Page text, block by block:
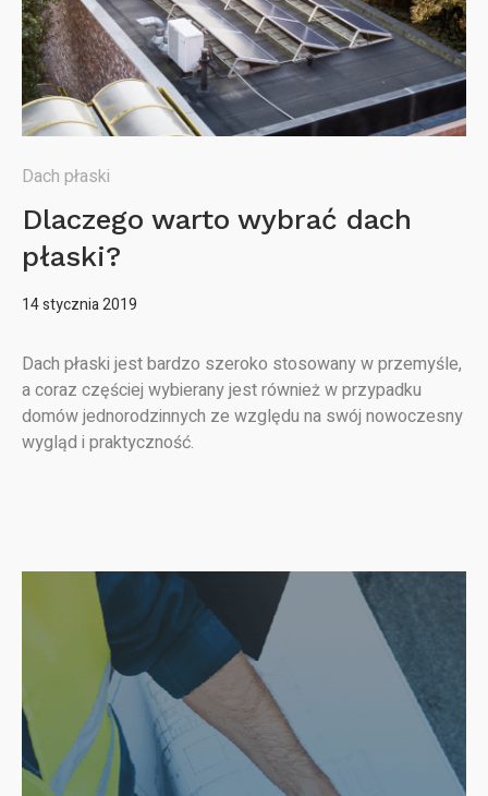
Dach płaski
Dlaczego warto wybrać dach
płaski?
14 stycznia 2019
Dach płaski jest bardzo szeroko stosowany w przemyśle,
a coraz częściej wybierany jest również w przypadku
domów jednorodzinnych ze względu na swój nowoczesny
wygląd i praktyczność.